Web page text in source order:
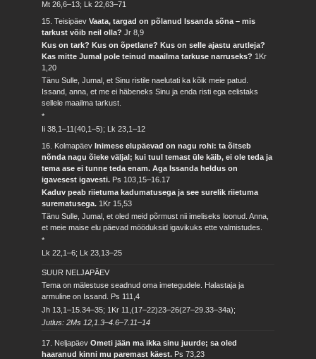
Mt 26,6–13; Lk 22,63–71
15. TeisipäevVaata, targad on põlanud Issanda sõna – mis
tarkust võib neil olla?Jr 8,9
Kus on tark? Kus on õpetlane? Kus on selle ajastu arutleja?
Kas mitte Jumal pole teinud maailma tarkuse narruseks? 1Kr
1,20
Tänu Sulle, Jumal, et Sinu ristile naelutati ka kõik meie patud.
Issand, anna, et me ei häbeneks Sinu ja enda risti ega eelistaks
sellele maailma tarkust.
*
Ii 38,1–11(40,1–5); Lk 23,1–12
16. KolmapäevInimese elupäevad on nagu rohi: ta õitseb
nõnda nagu õieke väljal; kui tuul temast üle käib, ei ole teda ja
tema ase ei tunne teda enam. Aga Issanda heldus on
igavesest igavesti. Ps 103,15–16.17
Kaduv peab riietuma kadumatusega ja see surelik riietuma
surematusega. 1Kr 15,53
Tänu Sulle, Jumal, et oled meid põrmust nii imeliseks loonud. Anna,
et meie maise elu päevad mööduksid igavikuks ette valmistudes.
*
Lk 22,1–6; Lk 23,13–25
SUUR NELJAPÄEV
Tema on mälestuse seadnud oma imetegudele. Halastaja ja
armuline on Issand. Ps 111,4
Jh 13,1–15.34–35; 1Kr 11,(17–22)23–26(27–29.33–34a);
Jutlus: 2Ms 12,1.3–4.6–7.11–14
17. NeljapäevOmeti jään ma ikka sinu juurde; sa oled
haaranud kinni mu paremast käest. Ps 73,23